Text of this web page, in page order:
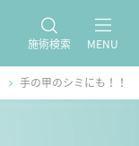
施術検索 MENU
手の甲のシミにも！！